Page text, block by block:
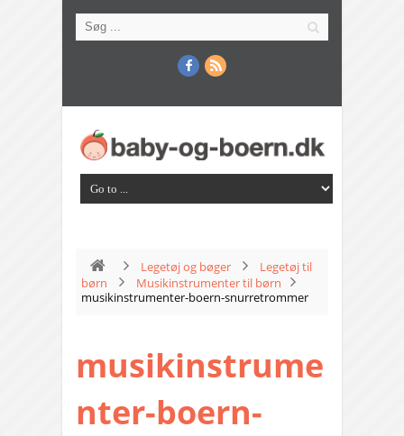
Legetøj og bøger
Legetøj til
børn
Musikinstrumenter til børn
musikinstrumenter-boern-snurretrommer
musikinstrume
nter-boern-